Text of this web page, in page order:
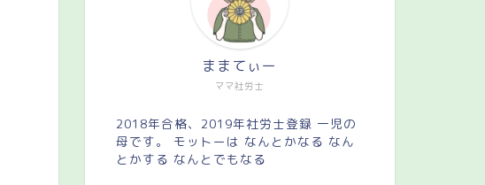
ママ社労士
ままてぃー
2018年合格、2019年社労士登録 一児の
母です。 モットーは なんとかなる なん
とかする なんとでもなる